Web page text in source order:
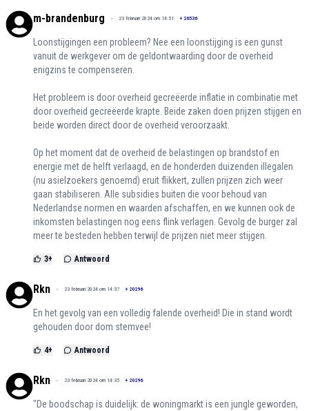
m-brandenburg 23 februari 2024 om 14:51 + 26536
Loonstijgingen een probleem? Nee een loonstijging is een gunst
vanuit de werkgever om de geldontwaarding door de overheid
enigzins te compenseren.
Het probleem is door overheid gecreëerde inflatie in combinatie met
door overheid gecreëerde krapte. Beide zaken doen prijzen stijgen en
beide worden direct door de overheid veroorzaakt.
Op het moment dat de overheid de belastingen op brandstof en
energie met de helft verlaagd, en de honderden duizenden illegalen
(nu asielzoekers genoemd) eruit flikkert, zullen prijzen zich weer
gaan stabiliseren. Alle subsidies buiten die voor behoud van
Nederlandse normen en waarden afschaffen, en we kunnen ook de
inkomsten belastingen nog eens flink verlagen. Gevolg de burger zal
meer te besteden hebben terwijl de prijzen niet meer stijgen.
3+ Antwoord
Rkn 23 februari 2024 om 14:37 + 20296
En het gevolg van een volledig falende overheid! Die in stand wordt
gehouden door dom stemvee!
4+ Antwoord
Rkn 23 februari 2024 om 14:35 + 20296
"De boodschap is duidelijk: de woningmarkt is een jungle geworden,